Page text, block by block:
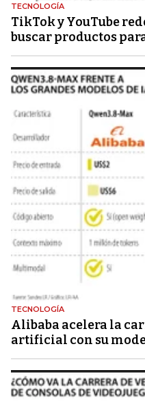
TECNOLOGÍA
TikTok y YouTube
buscar productos
TECNOLOGÍA
Alibaba acelera la
artificial con su